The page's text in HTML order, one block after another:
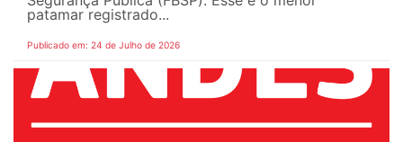
patamar registrado...
Publicado em: 24 de Julho de 2026